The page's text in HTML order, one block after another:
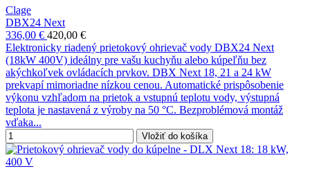
Clage
DBX24 Next
336,00 € 420,00 €
Elektronicky riadený prietokový ohrievač vody DBX24 Next
(18kW 400V) ideálny pre vašu kuchyňu alebo kúpeľňu bez
akýchkoľvek ovládacích prvkov. DBX Next 18, 21 a 24 kW
prekvapí mimoriadne nízkou cenou. Automatické prispôsobenie
výkonu vzhľadom na prietok a vstupnú teplotu vody, výstupná
teplota je nastavená z výroby na 50 °C. Bezproblémová montáž
vďaka...
Vložiť do košíka